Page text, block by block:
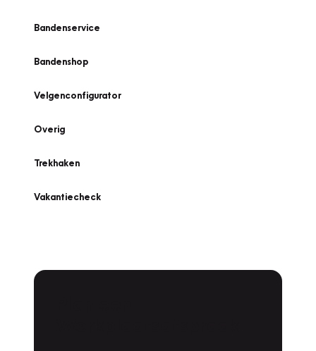
Bandenservice
Bandenshop
Velgenconfigurator
Overig
Trekhaken
Vakantiecheck